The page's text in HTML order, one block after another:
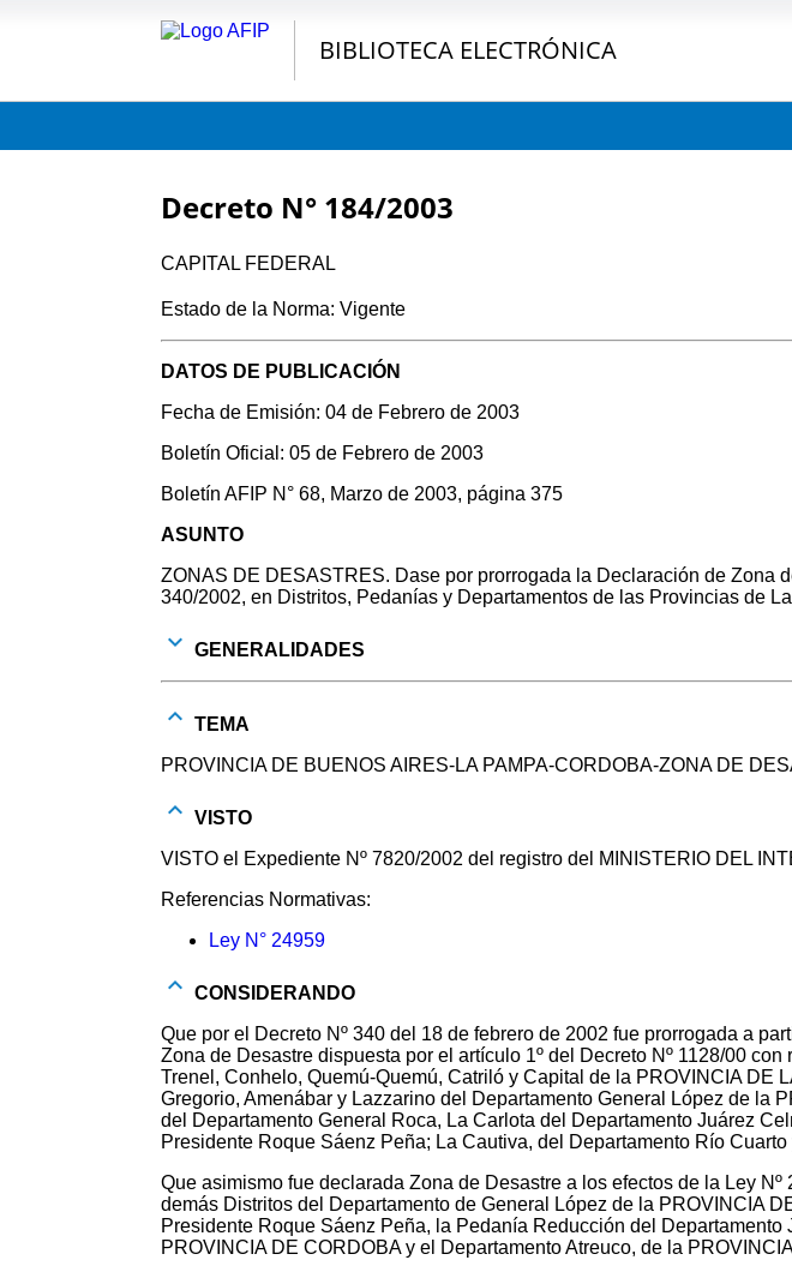
BIBLIOTECA ELECTRÓNICA
Decreto N° 184/2003
CAPITAL FEDERAL
Estado de la Norma: Vigente
DATOS DE PUBLICACIÓN
Fecha de Emisión: 04 de Febrero de 2003
Boletín Oficial: 05 de Febrero de 2003
Boletín AFIP N° 68, Marzo de 2003, página 375
ASUNTO
ZONAS DE DESASTRES. Dase por prorrogada la Declaración de Zona
340/2002, en Distritos, Pedanías y Departamentos de las Provincias de
GENERALIDADES
TEMA
PROVINCIA DE BUENOS AIRES-LA PAMPA-CORDOBA-ZONA DE
VISTO
VISTO el Expediente Nº 7820/2002 del registro del MINISTERIO DEL
Referencias Normativas:
Ley N° 24959
CONSIDERANDO
Que por el Decreto Nº 340 del 18 de febrero de 2002 fue prorrogada a
Zona de Desastre dispuesta por el artículo 1º del Decreto Nº 1128/00
Trenel, Conhelo, Quemú-Quemú, Catriló y Capital de la PROVINCIA DE
Gregorio, Amenábar y Lazzarino del Departamento General López de la
del Departamento General Roca, La Carlota del Departamento Juárez
Presidente Roque Sáenz Peña; La Cautiva, del Departamento Río
Que asimismo fue declarada Zona de Desastre a los efectos de la Ley
demás Distritos del Departamento de General López de la PROVINCIA
Presidente Roque Sáenz Peña, la Pedanía Reducción del
PROVINCIA DE CORDOBA y el Departamento Atreuco, de la